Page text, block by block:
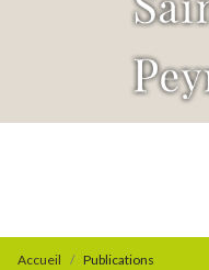
Accueil
Publications